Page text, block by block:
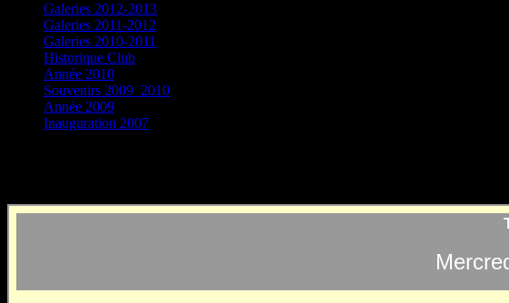
Galeries 2012-2013
Galeries 2011-2012
Galeries 2010-2011
Historique Club
Année 2010
Souvenirs 2009_2010
Année 2009
Inauguration 2007